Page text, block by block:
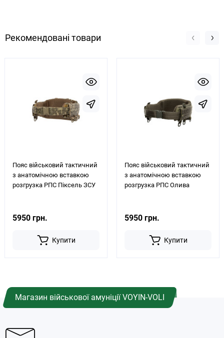
Рекомендовані товари
Пояс військовий тактичний
з анатомічною вставкою
розгрузка РПС Піксель ЗСУ
5950 грн.
Купити
Пояс військовий тактичний
з анатомічною вставкою
розгрузка РПС Олива
5950 грн.
Купити
Магазин військової амуніції VOYIN-VOLI